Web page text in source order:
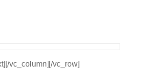
vc_column][/vc_row]